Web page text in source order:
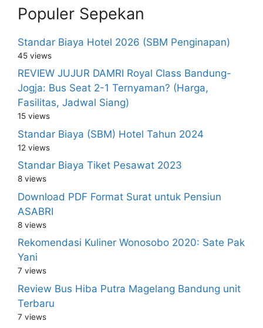
Populer Sepekan
Standar Biaya Hotel 2026 (SBM Penginapan)
45 views
REVIEW JUJUR DAMRI Royal Class Bandung-
Jogja: Bus Seat 2-1 Ternyaman? (Harga,
Fasilitas, Jadwal Siang)
15 views
Standar Biaya (SBM) Hotel Tahun 2024
12 views
Standar Biaya Tiket Pesawat 2023
8 views
Download PDF Format Surat untuk Pensiun
ASABRI
8 views
Rekomendasi Kuliner Wonosobo 2020: Sate Pak
Yani
7 views
Review Bus Hiba Putra Magelang Bandung unit
Terbaru
7 views